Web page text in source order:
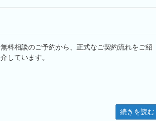
無料相談のご予約から、正式なご契約流れをご紹
介しています。
続きを読む